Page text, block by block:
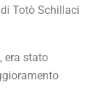
Totò Schillaci
era stato